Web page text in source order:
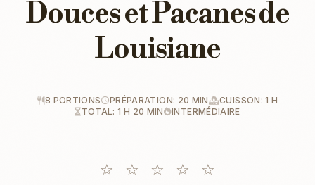
Douces et Pacanes de
Louisiane
8 PORTIONS PRÉPARATION: 20 MIN
CUISSON: 1 H
TOTAL: 1 H 20 MIN
INTERMÉDIAIRE
☆ ☆ ☆ ☆ ☆